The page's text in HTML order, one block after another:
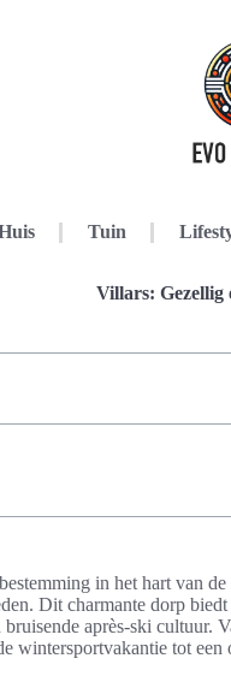
Tuin
Villars: Gezellig
in het hart van
Dit charmante dorp
bruisende après-ski cultuur.
wintersportvakantie tot